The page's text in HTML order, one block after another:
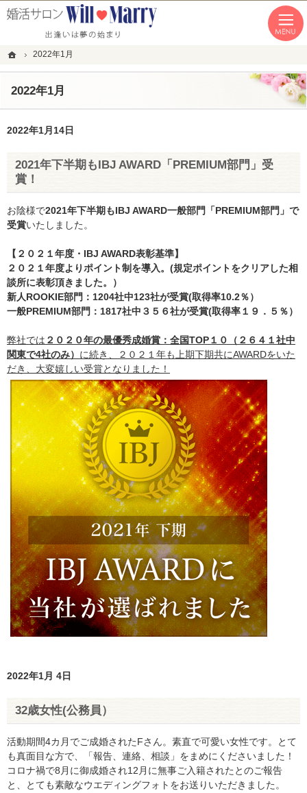
ホーム
2022年1月
2022年1月
「本気の婚活」を応援します。恵比寿・青山・湘南の結婚相談所なら私たちへ。
恵比寿・青山・湘南の婚活なら１年以内の成婚にこだわる結婚相談所WillMarry
2022年1月14日
2021年下半期もIBJ AWARD「PREMIUM部門」受
賞！
お陰様で2021年下半期もIBJ AWARD一般部門「PREMIUM部門」で
受賞いたしました。
【２０２１年度・IBJ AWARD表彰基準】
２０２１年度よりポイント制を導入。(規定ポイントをクリアした相
談所に表彰頂きました。）
新人ROOKIE部門：1204社中123社が受賞(取得率10.2％）
一般PREMIUM部門：1817社中３５６社が受賞(取得率１９．５％）
弊社では ２０２０年の最優秀成婚賞：全国TOP１０（２６４１社中
関東で4社のみ） に続き、２０２１年も上期下期共にAWARDをいた
だき、大変嬉しい受賞となりました！
2022年1月 4日
32歳女性(公務員）
活動期間4カ月でご成婚されたFさん。素直で可愛い女性です。とて
も真面目な方で、「報告、連絡、相談」をまめにくださいました！
コロナ禍で8月に御成婚され12月に無事ご入籍されたとのご報告
と、とても素敵なウエディングフォトをお送りいただきました。